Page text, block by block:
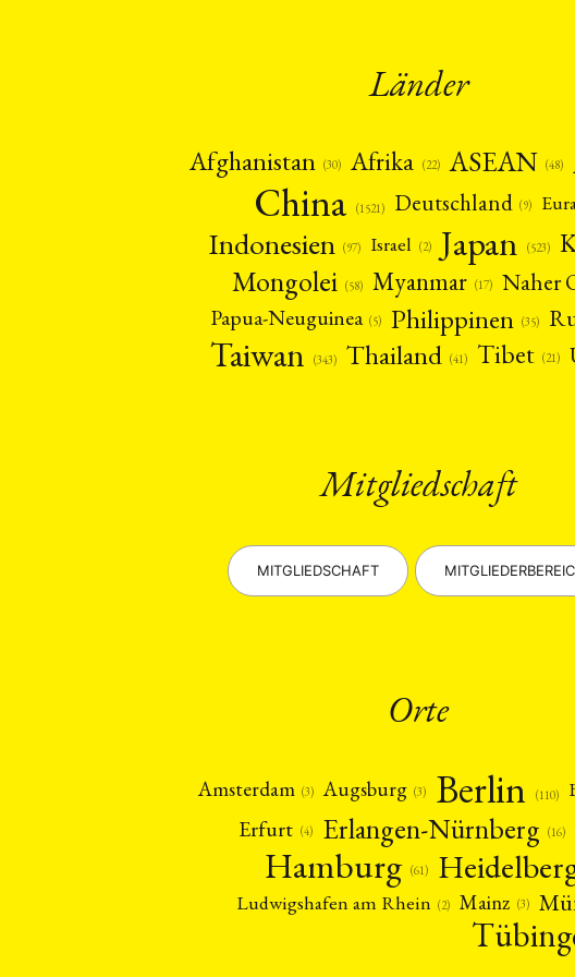
Länder
Afghanistan (30) Afrika (22) ASEAN (48)
China (1521) Deutschland (9)
Indonesien (97) Israel (2) Japan (523)
Mongolei (58) Myanmar (17) Naher
Papua-Neuguinea (5) Philippinen (35)
Taiwan (343) Thailand (41) Tibet (21)
Mitgliedschaft
MITGLIEDSCHAFT
Orte
Amsterdam (3) Augsburg (3) Berlin (110)
Erfurt (4) Erlangen-Nürnberg (16)
Hamburg (61)
Ludwigshafen am Rhein (2) Mainz (3)